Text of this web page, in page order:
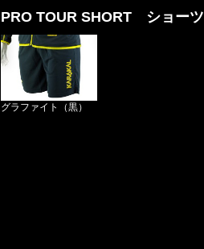
PRO TOUR SHORT ショーツ
グラファイト（黒）